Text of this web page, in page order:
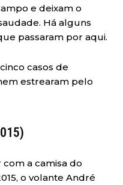
e deixam o
Há alguns
passaram por aqui.
casos de
estrearam pelo
a camisa do
o volante André